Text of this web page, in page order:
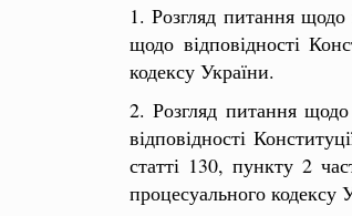
1. Розгляд питання
щодо відповідності
кодексу України.
2. Розгляд питання
відповідності
статті 130, пункту 2
процесуального кодексу